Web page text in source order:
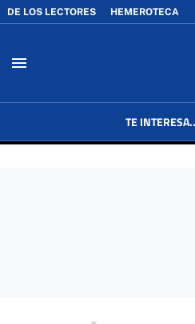
DE LOS LECTORES HEMEROTECA
menu
TE